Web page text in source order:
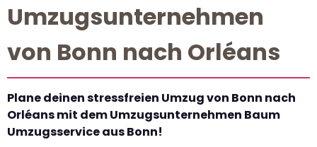
Umzugsunternehmen
von Bonn nach Orléans
Plane deinen stressfreien Umzug von Bonn nach
Orléans mit dem Umzugsunternehmen Baum
Umzugsservice aus Bonn!